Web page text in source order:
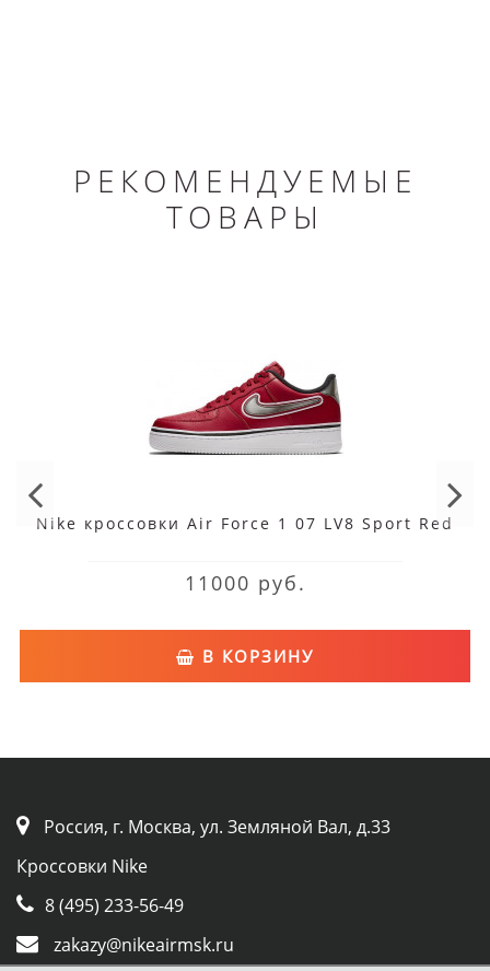
РЕКОМЕНДУЕМЫЕ
ТОВАРЫ
Nike кроссовки Air Force 1 07 LV8 Sport Red
11000 руб.
В КОРЗИНУ
Россия, г. Москва, ул. Земляной Вал, д.33
Кроссовки Nike
8 (495) 233-56-49
zakazy@nikeairmsk.ru